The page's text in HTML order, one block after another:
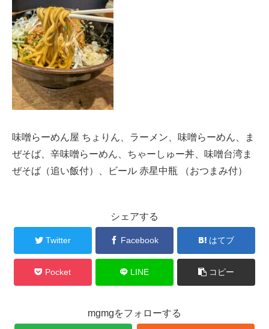
味噌らーめん屋 ちょりん、ラーメン、味噌らーめん、ま
ぜそば、辛味噌らーめん、ちゃーしゅー丼、味噌台湾ま
ぜそば（追い飯付）、ビール 赤星中瓶 （おつまみ付）
シェアする
Twitter Facebook はてブ
Pocket LINE コピー
mgmgをフォローする